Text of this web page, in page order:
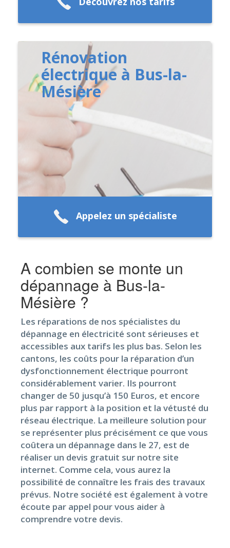
Rénovation
électrique à Bus-la-
Mésière
Appelez un spécialiste
A combien se monte un
dépannage à Bus-la-
Mésière ?
Les réparations de nos spécialistes du
dépannage en électricité sont sérieuses et
accessibles aux tarifs les plus bas. Selon les
cantons, les coûts pour la réparation d’un
dysfonctionnement électrique pourront
considérablement varier. Ils pourront
changer de 50 jusqu’à 150 Euros, et encore
plus par rapport à la position et la vétusté du
réseau électrique. La meilleure solution pour
se représenter plus précisément ce que vous
coûtera un dépannage dans le 27, est de
réaliser un devis gratuit sur notre site
internet. Comme cela, vous aurez la
possibilité de connaître les frais des travaux
prévus. Notre société est également à votre
écoute par appel pour vous aider à
comprendre votre devis.